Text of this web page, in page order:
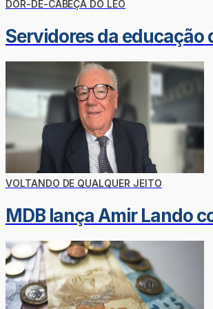
DOR-DE-CABEÇA DO LÉO
Servidores da educação
VOLTANDO DE QUALQUER JEITO
MDB lança Amir Lando